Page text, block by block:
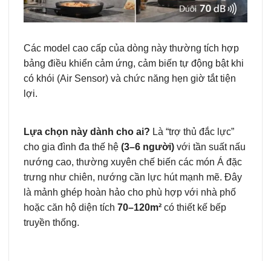
Các model cao cấp của dòng này thường tích hợp
bảng điều khiển cảm ứng, cảm biến tự động bật khi
có khói (Air Sensor) và chức năng hẹn giờ tắt tiện
lợi.
Lựa chọn này dành cho ai? Là “trợ thủ đắc lực”
cho gia đình đa thế hệ (3–6 người) với tần suất nấu
nướng cao, thường xuyên chế biến các món Á đặc
trưng như chiên, nướng cần lực hút mạnh mẽ. Đây
là mảnh ghép hoàn hảo cho phù hợp với nhà phố
hoặc căn hộ diện tích 70–120m² có thiết kế bếp
truyền thống.